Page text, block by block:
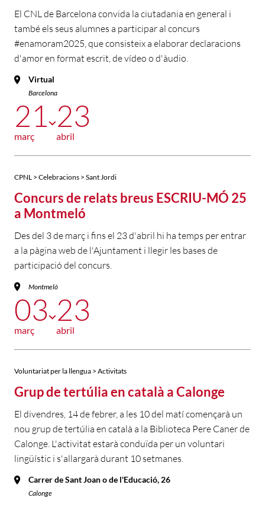
El CNL de Barcelona convida la ciutadania en general i
també els seus alumnes a participar al concurs
#enamoram2025, que consisteix a elaborar declaracions
d'amor en format escrit, de vídeo o d'àudio.
Virtual
Barcelona
21
març
23
abril
CPNL > Celebracions > Sant Jordi
Concurs de relats breus ESCRIU-MÓ 25
a Montmeló
Des del 3 de març i fins el 23 d'abril hi ha temps per entrar
a la pàgina web de l'Ajuntament i llegir les bases de
participació del concurs.
Montmeló
03
març
23
abril
Voluntariat per la llengua > Activitats
Grup de tertúlia en català a Calonge
El divendres, 14 de febrer, a les 10 del matí començarà un
nou grup de tertúlia en català a la Biblioteca Pere Caner de
Calonge. L'activitat estarà conduïda per un voluntari
lingüístic i s'allargarà durant 10 setmanes.
Carrer de Sant Joan o de l'Educació, 26
Calonge